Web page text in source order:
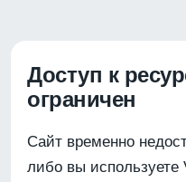
Доступ к
ограничен
Сайт временно
либо вы